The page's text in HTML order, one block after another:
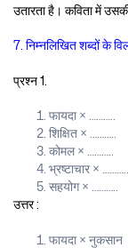
उतारता है। कविता में
7. निम्नलिखित शब्दों के
प्रश्न 1.
फायदा × ………..
शिक्षित × ………..
कोमल × ………..
भ्रष्टाचार × ………..
सहयोग × ………..
उत्तर :
फायदा × नुकसान